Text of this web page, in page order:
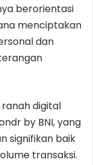
berorientasi
menciptakan
dan
ranah digital
by BNI, yang
signifikan baik
transaksi.